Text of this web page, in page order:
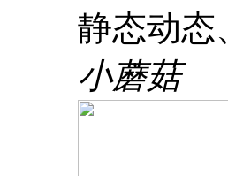
静态动态
小蘑菇